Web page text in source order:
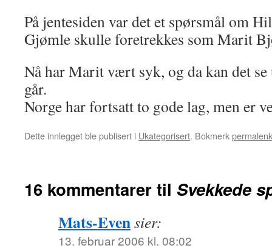
På jentesiden var det et spørsmål om
Gjømle skulle foretrekkes som Marit
Nå har Marit vært syk, og da kan det
går.
Norge har fortsatt to gode lag, men er
Dette innlegget ble publisert i Ukategorisert. Bokmerk
16 kommentarer til Svekkede
Mats-Evensier:
13. februar 2006 kl. 08:02